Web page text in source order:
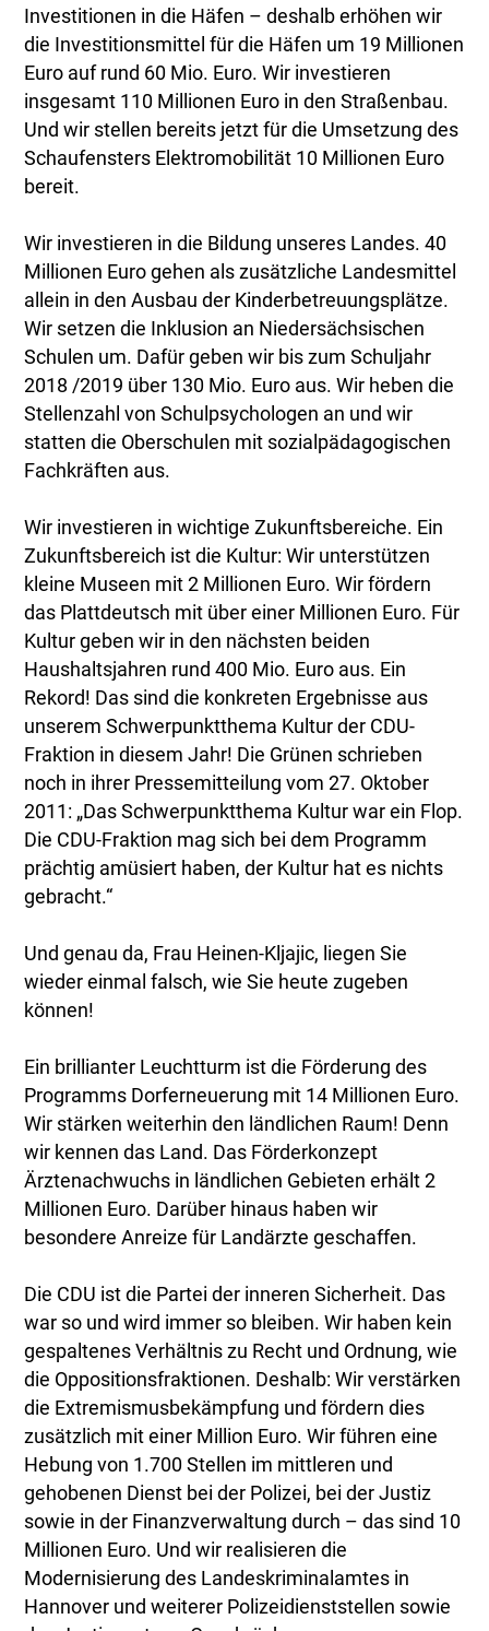
Investitionen in die Häfen – deshalb erhöhen wir
die Investitionsmittel für die Häfen um 19 Millionen
Euro auf rund 60 Mio. Euro. Wir investieren
insgesamt 110 Millionen Euro in den Straßenbau.
Und wir stellen bereits jetzt für die Umsetzung des
Schaufensters Elektromobilität 10 Millionen Euro
bereit.
Wir investieren in die Bildung unseres Landes. 40
Millionen Euro gehen als zusätzliche Landesmittel
allein in den Ausbau der Kinderbetreuungsplätze.
Wir setzen die Inklusion an Niedersächsischen
Schulen um. Dafür geben wir bis zum Schuljahr
2018 /2019 über 130 Mio. Euro aus. Wir heben die
Stellenzahl von Schulpsychologen an und wir
statten die Oberschulen mit sozialpädagogischen
Fachkräften aus.
Wir investieren in wichtige Zukunftsbereiche. Ein
Zukunftsbereich ist die Kultur: Wir unterstützen
kleine Museen mit 2 Millionen Euro. Wir fördern
das Plattdeutsch mit über einer Millionen Euro. Für
Kultur geben wir in den nächsten beiden
Haushaltsjahren rund 400 Mio. Euro aus. Ein
Rekord! Das sind die konkreten Ergebnisse aus
unserem Schwerpunktthema Kultur der CDU-
Fraktion in diesem Jahr! Die Grünen schrieben
noch in ihrer Pressemitteilung vom 27. Oktober
2011: „Das Schwerpunktthema Kultur war ein Flop.
Die CDU-Fraktion mag sich bei dem Programm
prächtig amüsiert haben, der Kultur hat es nichts
gebracht.“
Und genau da, Frau Heinen-Kljajic, liegen Sie
wieder einmal falsch, wie Sie heute zugeben
können!
Ein brillianter Leuchtturm ist die Förderung des
Programms Dorferneuerung mit 14 Millionen Euro.
Wir stärken weiterhin den ländlichen Raum! Denn
wir kennen das Land. Das Förderkonzept
Ärztenachwuchs in ländlichen Gebieten erhält 2
Millionen Euro. Darüber hinaus haben wir
besondere Anreize für Landärzte geschaffen.
Die CDU ist die Partei der inneren Sicherheit. Das
war so und wird immer so bleiben. Wir haben kein
gespaltenes Verhältnis zu Recht und Ordnung, wie
die Oppositionsfraktionen. Deshalb: Wir verstärken
die Extremismusbekämpfung und fördern dies
zusätzlich mit einer Million Euro. Wir führen eine
Hebung von 1.700 Stellen im mittleren und
gehobenen Dienst bei der Polizei, bei der Justiz
sowie in der Finanzverwaltung durch – das sind 10
Millionen Euro. Und wir realisieren die
Modernisierung des Landeskriminalamtes in
Hannover und weiterer Polizeidienststellen sowie